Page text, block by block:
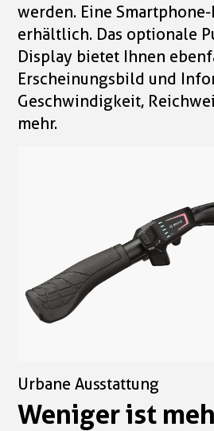
werden. Eine
erhältlich. Das optionale
Display bietet Ihnen
Erscheinungsbild und
Geschwindigkeit,
mehr.
Urbane Ausstattung
Weniger ist